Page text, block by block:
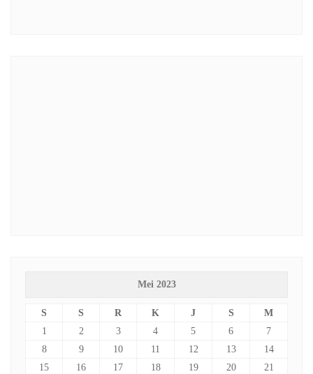
Mei 2023
S S R K J S
M
1
2 3 4 5 6
7
8
9 10 11 12 13
14
15
16 17 18 19 20
21